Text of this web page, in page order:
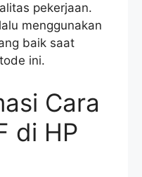
pekerjaan.
menggunakan
baik saat
ini.
Cara
di HP